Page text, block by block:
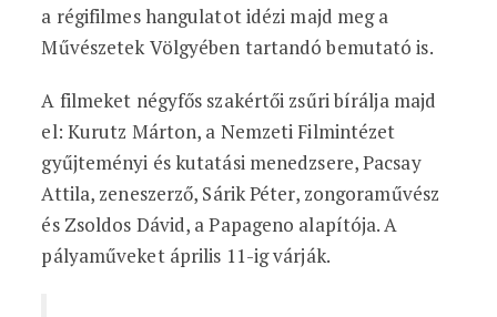
a régifilmes hangulatot idézi majd meg a
Művészetek Völgyében tartandó bemutató is.
A filmeket négyfős szakértői zsűri bírálja majd
el: Kurutz Márton, a Nemzeti Filmintézet
gyűjteményi és kutatási menedzsere, Pacsay
Attila, zeneszerző, Sárik Péter, zongoraművész
és Zsoldos Dávid, a Papageno alapítója. A
pályaműveket április 11-ig várják.